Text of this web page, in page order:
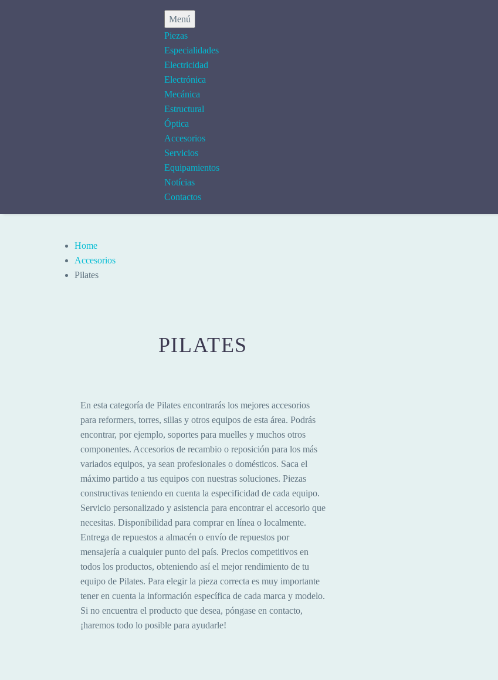
Menú
Piezas
Especialidades
Electricidad
Electrónica
Mecánica
Estructural
Óptica
Accesorios
Servicios
Equipamientos
Notícias
Contactos
Home
Accesorios
Pilates
PILATES
En esta categoría de Pilates encontrarás los mejores accesorios
para reformers, torres, sillas y otros equipos de esta área. Podrás
encontrar, por ejemplo, soportes para muelles y muchos otros
componentes. Accesorios de recambio o reposición para los más
variados equipos, ya sean profesionales o domésticos. Saca el
máximo partido a tus equipos con nuestras soluciones. Piezas
constructivas teniendo en cuenta la especificidad de cada equipo.
Servicio personalizado y asistencia para encontrar el accesorio que
necesitas. Disponibilidad para comprar en línea o localmente.
Entrega de repuestos a almacén o envío de repuestos por
mensajería a cualquier punto del país. Precios competitivos en
todos los productos, obteniendo así el mejor rendimiento de tu
equipo de Pilates. Para elegir la pieza correcta es muy importante
tener en cuenta la información específica de cada marca y modelo.
Si no encuentra el producto que desea, póngase en contacto,
¡haremos todo lo posible para ayudarle!